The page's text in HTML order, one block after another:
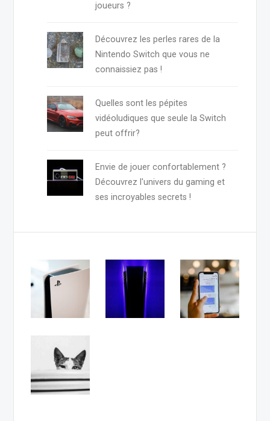
joueurs ?
Découvrez les perles rares de la
Nintendo Switch que vous ne
connaissiez pas !
Quelles sont les pépites
vidéoludiques que seule la Switch
peut offrir?
Envie de jouer confortablement ?
Découvrez l'univers du gaming et
ses incroyables secrets !